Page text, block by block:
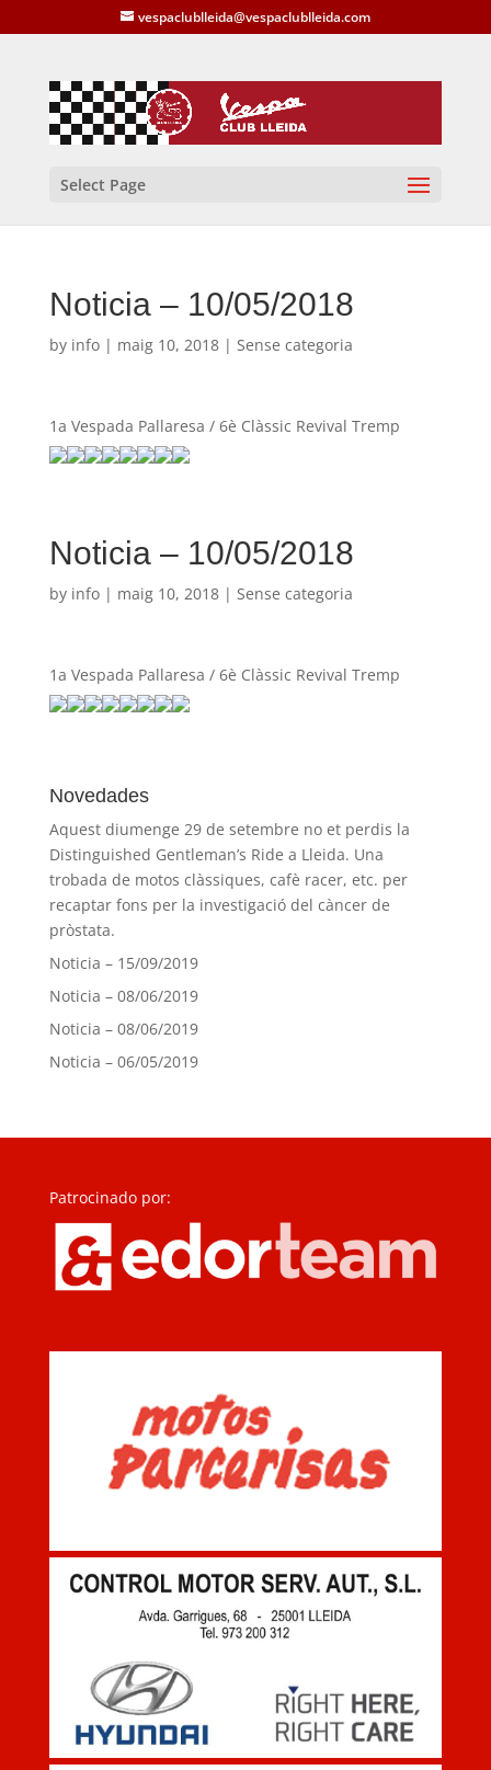
vespaclublleida@vespaclublleida.com
Select Page
Noticia – 10/05/2018
by info| maig 10, 2018| Sense categoria
1a Vespada Pallaresa / 6è Clàssic Revival Tremp
Noticia – 10/05/2018
by info| maig 10, 2018| Sense categoria
1a Vespada Pallaresa / 6è Clàssic Revival Tremp
Novedades
Aquest diumenge 29 de setembre no et perdis la
Distinguished Gentleman’s Ride a Lleida. Una
trobada de motos clàssiques, cafè racer, etc. per
recaptar fons per la investigació del càncer de
pròstata.
Noticia – 15/09/2019
Noticia – 08/06/2019
Noticia – 08/06/2019
Noticia – 06/05/2019
Patrocinado por: